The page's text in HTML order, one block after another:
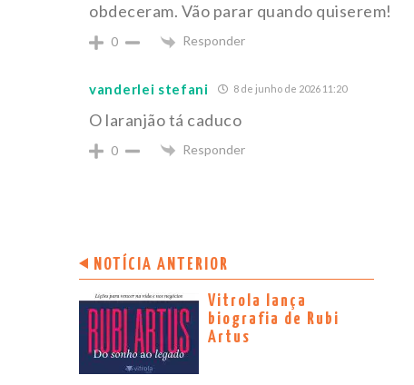
obdeceram. Vão parar quando quiserem!
0 Responder
vanderlei stefani 8 de junho de 2026 11:20
O laranjão tá caduco
0 Responder
NOTÍCIA ANTERIOR
Vitrola lança
biografia de Rubi
Artus